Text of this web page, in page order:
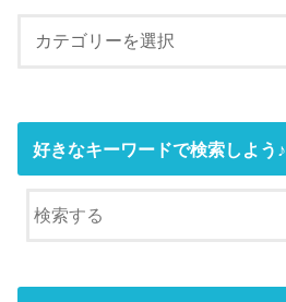
好きなキーワードで検索しよう♪